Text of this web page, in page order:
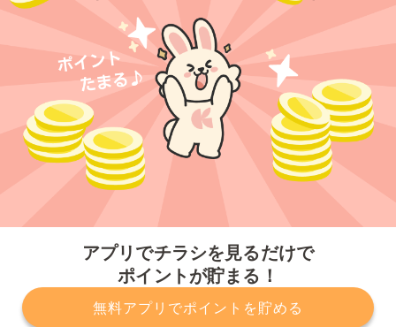
アプリでチラシを見るだけで
ポイントが貯まる！
無料アプリでポイントを貯める